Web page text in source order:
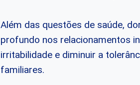
Além das questões de saúde,
profundo nos relacionamentos
irritabilidade e diminuir a
familiares.